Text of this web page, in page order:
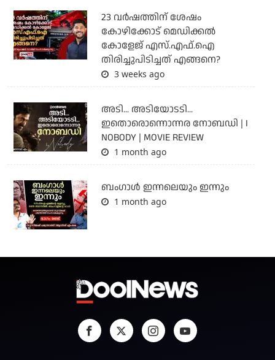
23 വർഷത്തിന് ശേഷം
കോഴിക്കോട് മെഡിക്കൽ
കോളേജ് എസ്.എഫ്.ഐ
തിരിച്ചുപിടിച്ചത് എങ്ങനെ?
3 weeks ago
അടി... അടിയോടടി...
ഇതൊരൊന്നൊന്നര നോബഡി | I
NOBODY | MOVIE REVIEW
1 month ago
ബംഗാള്‍ ഇന്നലെയും ഇന്നും
1 month ago